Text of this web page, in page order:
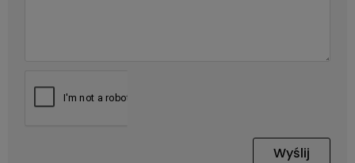
Wyślij